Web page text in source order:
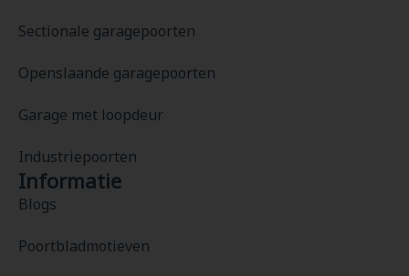
Sectionale garagepoorten
Openslaande garagepoorten
Garage met loopdeur
Industriepoorten
Informatie
Blogs
Poortbladmotieven